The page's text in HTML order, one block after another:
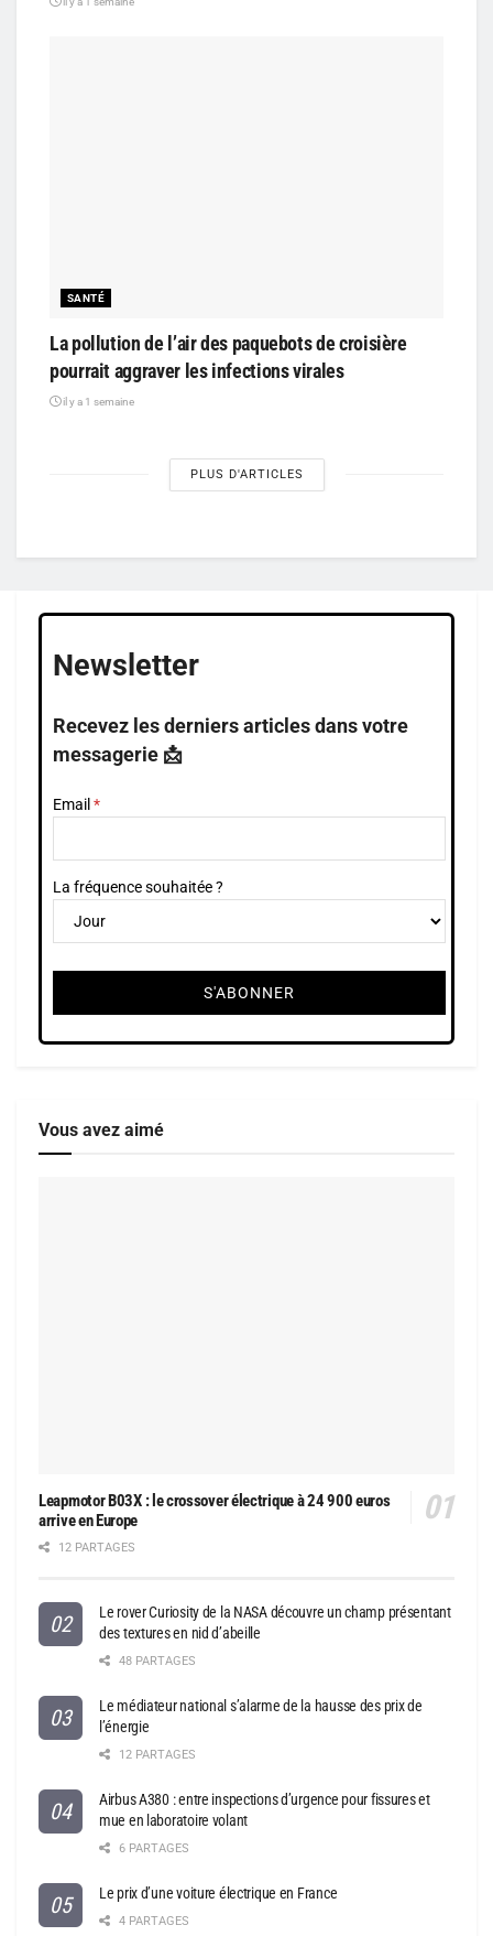
SANTÉ
La pollution de l’air des paquebots de croisière
pourrait aggraver les infections virales
il y a 1 semaine
PLUS D'ARTICLES
Newsletter
Recevez les derniers articles dans votre
messagerie 📩
Email
La fréquence souhaitée ?
Vous avez aimé
Leapmotor B03X : le crossover électrique à 24 900 euros
arrive en Europe
12 PARTAGES
Le rover Curiosity de la NASA découvre un champ présentant
des textures en nid d’abeille
48 PARTAGES
Le médiateur national s’alarme de la hausse des prix de
l’énergie
12 PARTAGES
Airbus A380 : entre inspections d’urgence pour fissures et
mue en laboratoire volant
6 PARTAGES
Le prix d’une voiture électrique en France
4 PARTAGES